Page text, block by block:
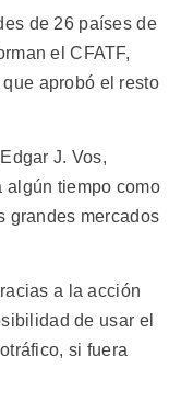
de 26 países de
el CFATF,
aprobó el resto
J. Vos,
algún tiempo como
grandes mercados
a la acción
de usar el
si fuera